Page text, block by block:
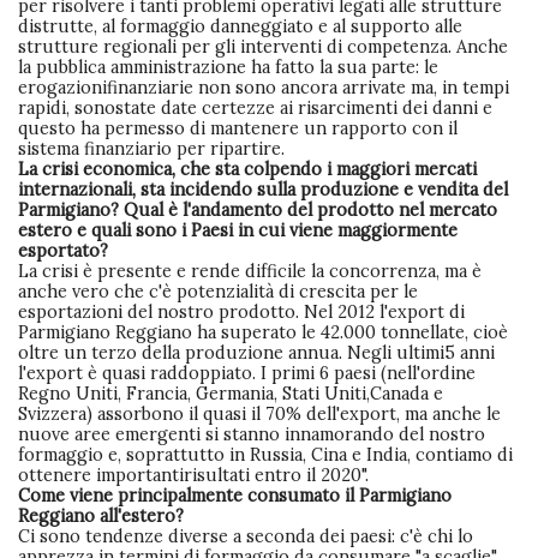
per risolvere i tanti problemi operativi legati alle strutture
distrutte, al formaggio danneggiato e al supporto alle
strutture regionali per gli interventi di competenza. Anche
la pubblica amministrazione ha fatto la sua parte: le
erogazionifinanziarie non sono ancora arrivate ma, in tempi
rapidi, sonostate date certezze ai risarcimenti dei danni e
questo ha permesso di mantenere un rapporto con il
sistema finanziario per ripartire.
La crisi economica, che sta colpendo i maggiori mercati
internazionali, sta incidendo sulla produzione e vendita del
Parmigiano? Qual è l'andamento del prodotto nel mercato
estero e quali sono i Paesi in cui viene maggiormente
esportato?
La crisi è presente e rende difficile la concorrenza, ma è
anche vero che c'è potenzialità di crescita per le
esportazioni del nostro prodotto. Nel 2012 l'export di
Parmigiano Reggiano ha superato le 42.000 tonnellate, cioè
oltre un terzo della produzione annua. Negli ultimi5 anni
l'export è quasi raddoppiato. I primi 6 paesi (nell'ordine
Regno Uniti, Francia, Germania, Stati Uniti,Canada e
Svizzera) assorbono il quasi il 70% dell'export, ma anche le
nuove aree emergenti si stanno innamorando del nostro
formaggio e, soprattutto in Russia, Cina e India, contiamo di
ottenere importantirisultati entro il 2020".
Come viene principalmente consumato il Parmigiano
Reggiano all'estero?
Ci sono tendenze diverse a seconda dei paesi: c'è chi lo